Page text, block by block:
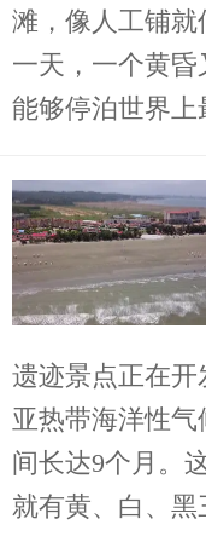
滩，像人工铺
一天，一个黄
能够停泊世界上
遗迹景点正在
亚热带海洋性
间长达9个月。
就有黄、白、黑